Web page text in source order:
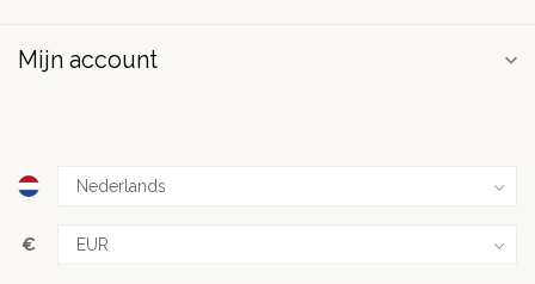
Mijn account
€